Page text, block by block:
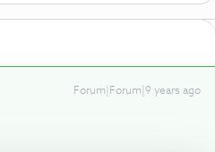
Forum|Forum|9 years ago